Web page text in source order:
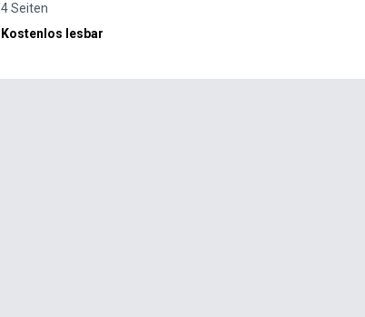
4Seiten
Kostenlos lesbar